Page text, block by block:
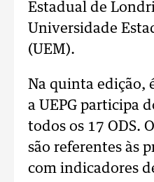
Estadual de
Universidade
(UEM).
Na quinta edição,
a UEPG participa
todos os 17 ODS.
são referentes às
com indicadores